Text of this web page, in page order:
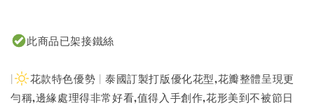
此商品已架接鐵絲
花款特色優勢 | 泰國訂製打版優化花型,花瓣整體呈現更
勻稱,邊緣處理得非常好看,值得入手創作,花形美到不被節日